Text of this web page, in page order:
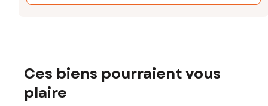
Ces biens pourraient vous
plaire